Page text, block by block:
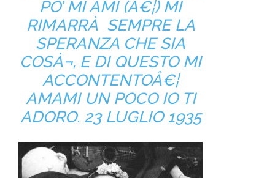
PO’ MI AMI (Â€¦) MI
RIMARRÀ SEMPRE LA
SPERANZA CHE SIA
COSÀ¬, E DI QUESTO MI
ACCONTENTOÂ€¦
AMAMI UN POCO IO TI
ADORO. 23 LUGLIO 1935